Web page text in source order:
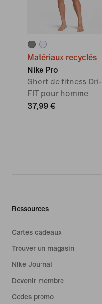
Matériaux recyclés
Nike Pro
Short de fitness Dri-
FIT pour homme
37,99 €
Ressources
Cartes cadeaux
Trouver un magasin
Nike Journal
Devenir membre
Codes promo